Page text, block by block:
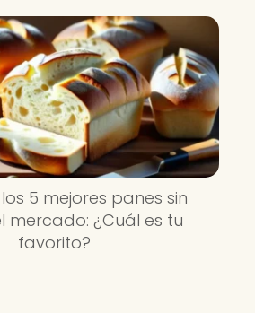
5 mejores panes sin
mercado: ¿Cuál es tu
favorito?